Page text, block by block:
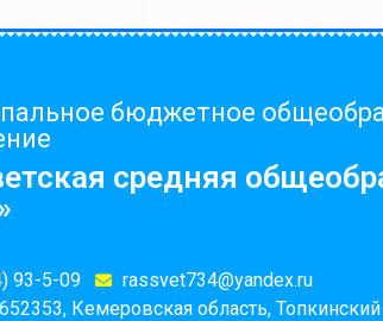
бюджетное
средняя
93-5-09
rassvet734@yandex.ru
Кемеровская область,